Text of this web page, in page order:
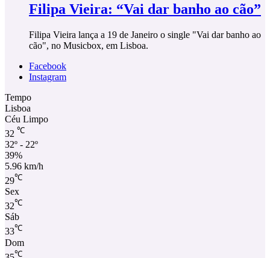
Filipa Vieira: “Vai dar banho ao cão”
Filipa Vieira lança a 19 de Janeiro o single "Vai dar banho ao
cão", no Musicbox, em Lisboa.
Facebook
Instagram
Tempo
Lisboa
Céu Limpo
32 ℃
32º - 22º
39%
5.96 km/h
29℃
Sex
32℃
Sáb
33℃
Dom
℃